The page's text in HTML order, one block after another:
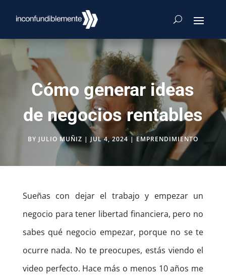
Cómo generar ideas
de negocios rentables
BY JULIO MUÑIZ | JUL 4, 2024 | EMPRENDIMIENTO
Sueñas con dejar el trabajo y empezar un
negocio para tener libertad financiera, pero no
sabes qué negocio empezar, porque no se te
ocurre nada. No te preocupes, estás viendo el
video perfecto. Hace más o menos 10 años me